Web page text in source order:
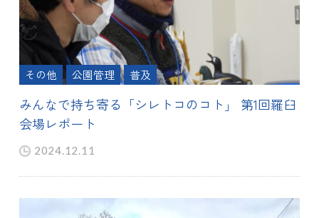
その他 公園管理 普及
みんなで持ち寄る「シレトコのコト」 第1回羅臼
会場レポート
2024.12.11